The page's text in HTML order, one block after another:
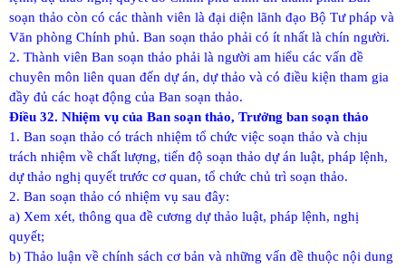
soạn thảo còn có các thành viên là đại diện lãnh đạo Bộ Tư pháp và
Văn phòng Chính phủ. Ban soạn thảo phải có ít nhất là chín người.
2. Thành viên Ban soạn thảo phải là người am hiểu các vấn đề
chuyên môn liên quan đến dự án, dự thảo và có điều kiện tham gia
đầy đủ các hoạt động của Ban soạn thảo.
Điều 32. Nhiệm vụ của Ban soạn thảo, Trưởng ban soạn thảo
1. Ban soạn thảo có trách nhiệm tổ chức việc soạn thảo và chịu
trách nhiệm về chất lượng, tiến độ soạn thảo dự án luật, pháp lệnh,
dự thảo nghị quyết trước cơ quan, tổ chức chủ trì soạn thảo.
2. Ban soạn thảo có nhiệm vụ sau đây:
a) Xem xét, thông qua đề cương dự thảo luật, pháp lệnh, nghị
quyết;
b) Thảo luận về chính sách cơ bản và những vấn đề thuộc nội dung